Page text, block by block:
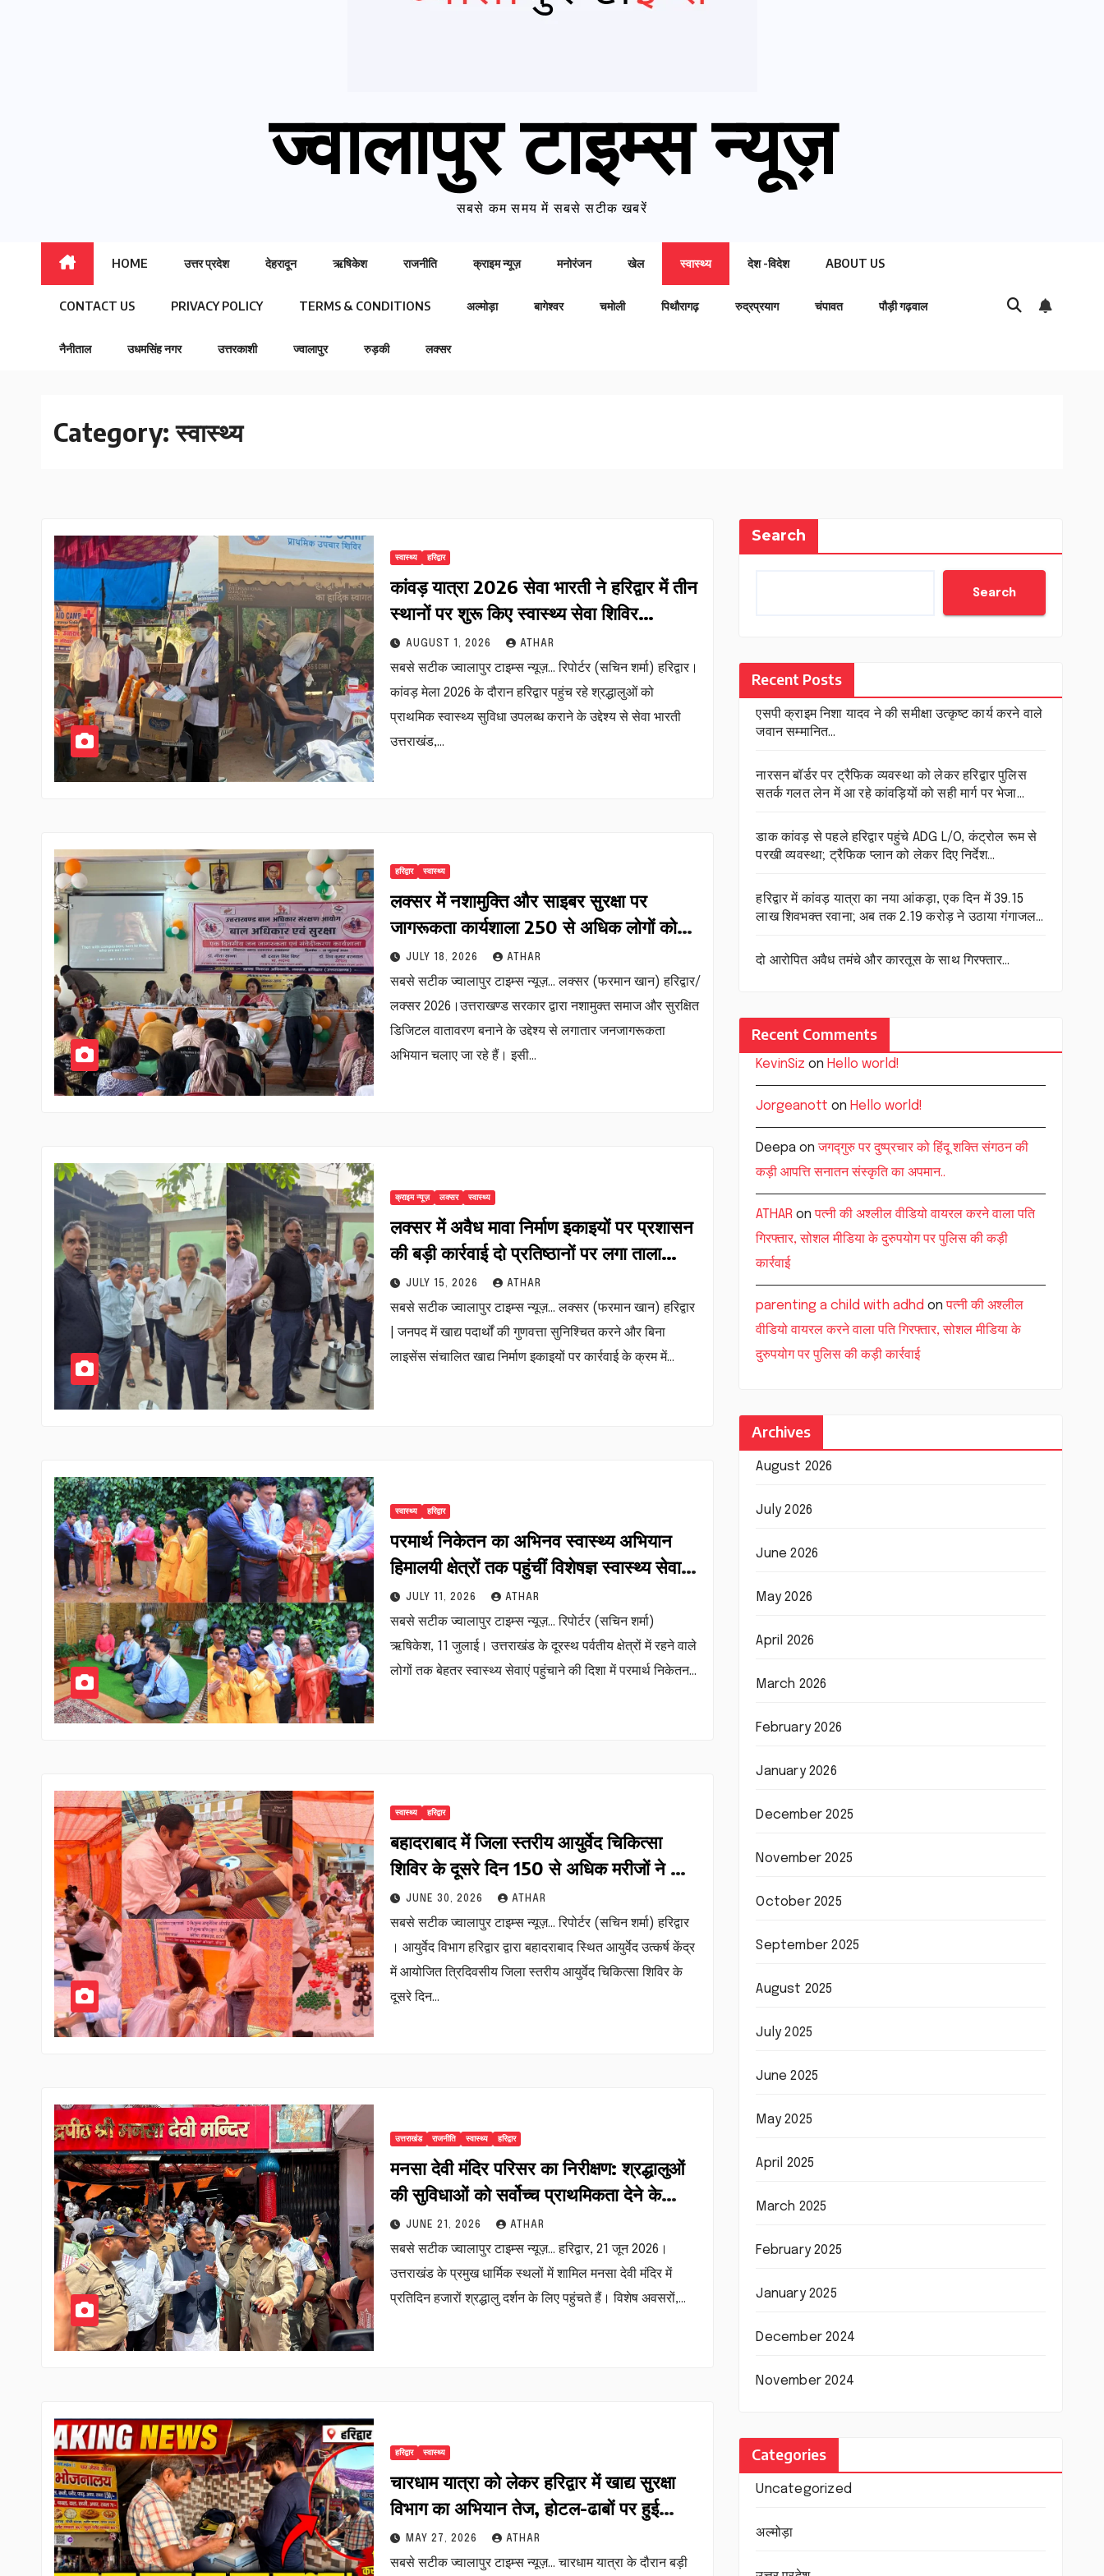
ज्वालापुर टाइम्स न्यूज़
सबसे कम समय में सबसे सटीक खबरें
HOME उत्तर प्रदेश देहरादून ऋषिकेश राजनीति क्राइम न्यूज़ मनोरंजन खेल स्वास्थ्य देश -विदेश ABOUT US
CONTACT US PRIVACY POLICY TERMS & CONDITIONS अल्मोड़ा बागेश्वर चमोली पिथौरागढ़ रुद्रप्रयाग चंपावत पौड़ी गढ़वाल
नैनीताल उधमसिंह नगर उत्तरकाशी ज्वालापुर रुड़की लक्सर
Category:स्वास्थ्य
स्वास्थ्य हरिद्वार
कांवड़ यात्रा 2026 सेवा भारती ने हरिद्वार में तीन
स्थानों पर शुरू किए स्वास्थ्य सेवा शिविर…
AUGUST 1, 2026 ATHAR
सबसे सटीक ज्वालापुर टाइम्स न्यूज़… रिपोर्टर (सचिन शर्मा) हरिद्वार।
कांवड़ मेला 2026 के दौरान हरिद्वार पहुंच रहे श्रद्धालुओं को
प्राथमिक स्वास्थ्य सुविधा उपलब्ध कराने के उद्देश्य से सेवा भारती
उत्तराखंड,…
हरिद्वार स्वास्थ्य
लक्सर में नशामुक्ति और साइबर सुरक्षा पर
जागरूकता कार्यशाला 250 से अधिक लोगों को
किया गया जागरूक…
JULY 18, 2026 ATHAR
सबसे सटीक ज्वालापुर टाइम्स न्यूज़… लक्सर (फरमान खान) हरिद्वार/
लक्सर 2026।उत्तराखण्ड सरकार द्वारा नशामुक्त समाज और सुरक्षित
डिजिटल वातावरण बनाने के उद्देश्य से लगातार जनजागरूकता
अभियान चलाए जा रहे हैं। इसी…
क्राइम न्यूज़ लक्सर स्वास्थ्य
लक्सर में अवैध मावा निर्माण इकाइयों पर प्रशासन
की बड़ी कार्रवाई दो प्रतिष्ठानों पर लगा ताला…
JULY 15, 2026 ATHAR
सबसे सटीक ज्वालापुर टाइम्स न्यूज़… लक्सर (फरमान खान) हरिद्वार
| जनपद में खाद्य पदार्थों की गुणवत्ता सुनिश्चित करने और बिना
लाइसेंस संचालित खाद्य निर्माण इकाइयों पर कार्रवाई के क्रम में…
स्वास्थ्य हरिद्वार
परमार्थ निकेतन का अभिनव स्वास्थ्य अभियान
हिमालयी क्षेत्रों तक पहुंचीं विशेषज्ञ स्वास्थ्य सेवाएं
सैकड़ों मरीजों को मिला निःशुल्क उपचार…
JULY 11, 2026 ATHAR
सबसे सटीक ज्वालापुर टाइम्स न्यूज़… रिपोर्टर (सचिन शर्मा)
ऋषिकेश, 11 जुलाई। उत्तराखंड के दूरस्थ पर्वतीय क्षेत्रों में रहने वाले
लोगों तक बेहतर स्वास्थ्य सेवाएं पहुंचाने की दिशा में परमार्थ निकेतन…
स्वास्थ्य हरिद्वार
बहादराबाद में जिला स्तरीय आयुर्वेद चिकित्सा
शिविर के दूसरे दिन 150 से अधिक मरीजों ने लिया
स्वास्थ्य लाभ…
JUNE 30, 2026 ATHAR
सबसे सटीक ज्वालापुर टाइम्स न्यूज़… रिपोर्टर (सचिन शर्मा) हरिद्वार
। आयुर्वेद विभाग हरिद्वार द्वारा बहादराबाद स्थित आयुर्वेद उत्कर्ष केंद्र
में आयोजित त्रिदिवसीय जिला स्तरीय आयुर्वेद चिकित्सा शिविर के
दूसरे दिन…
उत्तराखंड राजनीति स्वास्थ्य हरिद्वार
मनसा देवी मंदिर परिसर का निरीक्षण: श्रद्धालुओं
की सुविधाओं को सर्वोच्च प्राथमिकता देने के
निर्देश…
JUNE 21, 2026 ATHAR
सबसे सटीक ज्वालापुर टाइम्स न्यूज़… हरिद्वार, 21 जून 2026।
उत्तराखंड के प्रमुख धार्मिक स्थलों में शामिल मनसा देवी मंदिर में
प्रतिदिन हजारों श्रद्धालु दर्शन के लिए पहुंचते हैं। विशेष अवसरों,…
हरिद्वार स्वास्थ्य
चारधाम यात्रा को लेकर हरिद्वार में खाद्य सुरक्षा
विभाग का अभियान तेज, होटल-ढाबों पर हुई
जांच…
MAY 27, 2026 ATHAR
सबसे सटीक ज्वालापुर टाइम्स न्यूज़… चारधाम यात्रा के दौरान बड़ी
Search
Search
Recent Posts
एसपी क्राइम निशा यादव ने की समीक्षा उत्कृष्ट कार्य करने वाले
जवान सम्मानित…
नारसन बॉर्डर पर ट्रैफिक व्यवस्था को लेकर हरिद्वार पुलिस
सतर्क गलत लेन में आ रहे कांवड़ियों को सही मार्ग पर भेजा…
डाक कांवड़ से पहले हरिद्वार पहुंचे ADG L/O, कंट्रोल रूम से
परखी व्यवस्था; ट्रैफिक प्लान को लेकर दिए निर्देश…
हरिद्वार में कांवड़ यात्रा का नया आंकड़ा, एक दिन में 39.15
लाख शिवभक्त रवाना; अब तक 2.19 करोड़ ने उठाया गंगाजल…
दो आरोपित अवैध तमंचे और कारतूस के साथ गिरफ्तार…
Recent Comments
KevinSiz on Hello world!
Jorgeanott on Hello world!
Deepa onजगद्गुरु पर दुष्प्रचार को हिंदू शक्ति संगठन की
कड़ी आपत्ति सनातन संस्कृति का अपमान..
ATHAR onपत्नी की अश्लील वीडियो वायरल करने वाला पति
गिरफ्तार, सोशल मीडिया के दुरुपयोग पर पुलिस की कड़ी
कार्रवाई
parenting a child with adhd onपत्नी की अश्लील
वीडियो वायरल करने वाला पति गिरफ्तार, सोशल मीडिया के
दुरुपयोग पर पुलिस की कड़ी कार्रवाई
Archives
August 2026
July 2026
June 2026
May 2026
April 2026
March 2026
February 2026
January 2026
December 2025
November 2025
October 2025
September 2025
August 2025
July 2025
June 2025
May 2025
April 2025
March 2025
February 2025
January 2025
December 2024
November 2024
Categories
Uncategorized
अल्मोड़ा